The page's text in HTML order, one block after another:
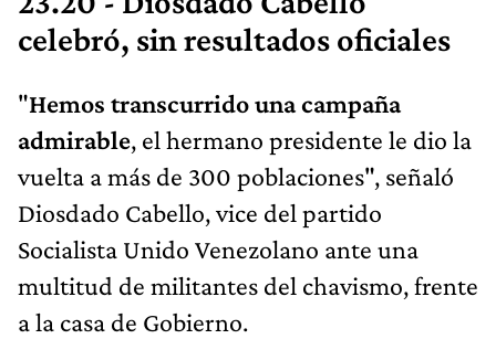
celebró, sin resultados oficiales
"Hemos transcurrido una campaña
admirable, el hermano presidente le dio la
vuelta a más de 300 poblaciones", señaló
Diosdado Cabello, vice del partido
Socialista Unido Venezolano ante una
multitud de militantes del chavismo, frente
a la casa de Gobierno.